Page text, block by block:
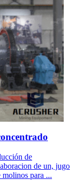
de
de un, jugo
molinos para ...